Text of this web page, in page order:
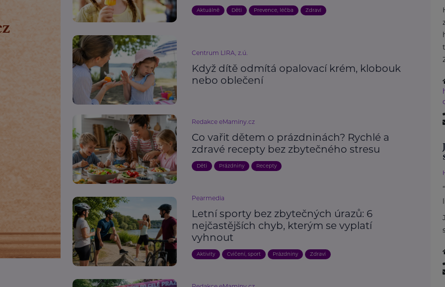
Aktuálně Děti Prevence, léčba Zdraví
Centrum LIRA, z.ú.
Když dítě odmítá opalovací krém, klobouk
nebo oblečení
Redakce eMaminy.cz
Co vařit dětem o prázdninách? Rychlé a
zdravé recepty bez zbytečného stresu
Děti Prázdniny Recepty
Pearmedia
Letní sporty bez zbytečných úrazů: 6
nejčastějších chyb, kterým se vyplatí
vyhnout
Aktivity Cvičení, sport Prázdniny Zdraví